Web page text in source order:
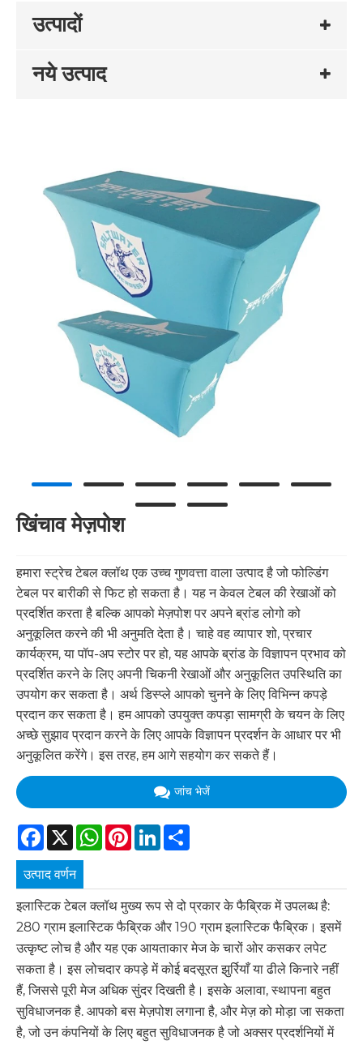
उत्पादों
नये उत्पाद
खिंचाव मेज़पोश
हमारा स्ट्रेच टेबल क्लॉथ एक उच्च गुणवत्ता वाला उत्पाद है जो फोल्डिंग
टेबल पर बारीकी से फिट हो सकता है। यह न केवल टेबल की रेखाओं को
प्रदर्शित करता है बल्कि आपको मेज़पोश पर अपने ब्रांड लोगो को
अनुकूलित करने की भी अनुमति देता है। चाहे वह व्यापार शो, प्रचार
कार्यक्रम, या पॉप-अप स्टोर पर हो, यह आपके ब्रांड के विज्ञापन प्रभाव को
प्रदर्शित करने के लिए अपनी चिकनी रेखाओं और अनुकूलित उपस्थिति का
उपयोग कर सकता है। अर्थ डिस्प्ले आपको चुनने के लिए विभिन्न कपड़े
प्रदान कर सकता है। हम आपको उपयुक्त कपड़ा सामग्री के चयन के लिए
अच्छे सुझाव प्रदान करने के लिए आपके विज्ञापन प्रदर्शन के आधार पर भी
अनुकूलित करेंगे। इस तरह, हम आगे सहयोग कर सकते हैं।
जांच भेजें
Facebook
X WhatsApp
Pinterest
LinkedIn
उत्पाद वर्णन
इलास्टिक टेबल क्लॉथ मुख्य रूप से दो प्रकार के फैब्रिक में उपलब्ध है:
280 ग्राम इलास्टिक फैब्रिक और 190 ग्राम इलास्टिक फैब्रिक। इसमें
उत्कृष्ट लोच है और यह एक आयताकार मेज के चारों ओर कसकर लपेट
सकता है। इस लोचदार कपड़े में कोई बदसूरत झुर्रियाँ या ढीले किनारे नहीं
हैं, जिससे पूरी मेज अधिक सुंदर दिखती है। इसके अलावा, स्थापना बहुत
सुविधाजनक है. आपको बस मेज़पोश लगाना है, और मेज़ को मोड़ा जा सकता
है, जो उन कंपनियों के लिए बहुत सुविधाजनक है जो अक्सर प्रदर्शनियों में